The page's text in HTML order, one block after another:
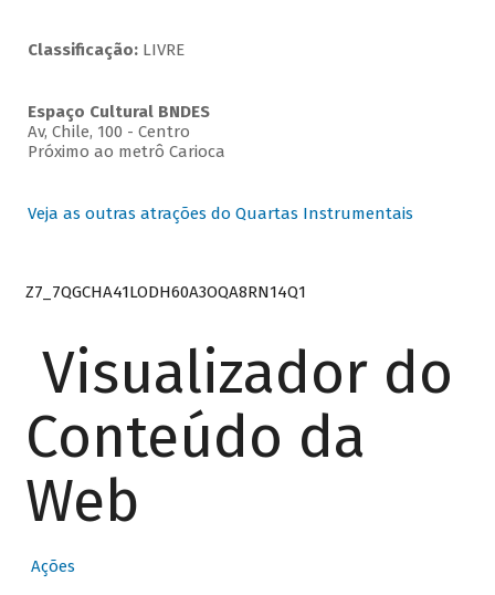
Classificação:LIVRE
Espaço Cultural BNDES
Av, Chile, 100 - Centro
Próximo ao metrô Carioca
Veja as outras atrações do Quartas Instrumentais
Z7_7QGCHA41LODH60A3OQA8RN14Q1
Visualizador do
Conteúdo da
Web
Ações